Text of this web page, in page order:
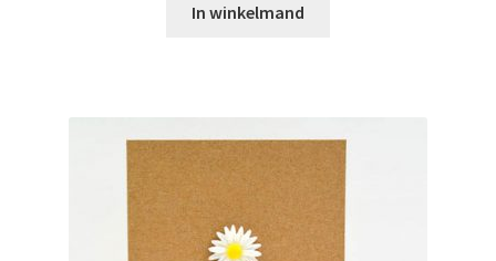
uit 5
In winkelmand